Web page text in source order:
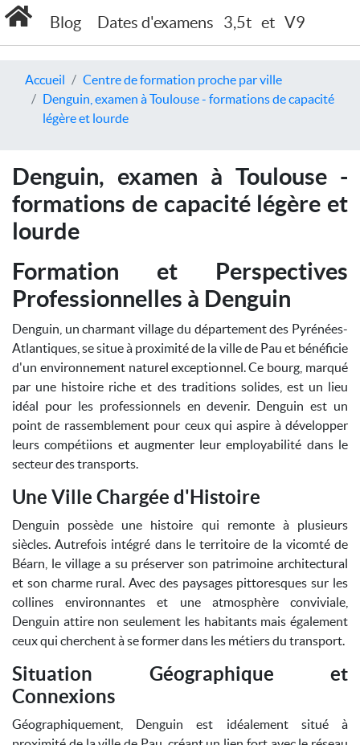
Blog Dates d'examens 3,5t et V9
Accueil
Centre de formation proche par ville
Denguin, examen à Toulouse - formations de capacité
légère et lourde
Denguin, examen à Toulouse -
formations de capacité légère et
lourde
Formation et Perspectives
Professionnelles à Denguin
Denguin, un charmant village du département des Pyrénées-
Atlantiques, se situe à proximité de la ville de Pau et bénéficie
d'un environnement naturel exceptionnel. Ce bourg, marqué
par une histoire riche et des traditions solides, est un lieu
idéal pour les professionnels en devenir. Denguin est un
point de rassemblement pour ceux qui aspire à développer
leurs compétiions et augmenter leur employabilité dans le
secteur des transports.
Une Ville Chargée d'Histoire
Denguin possède une histoire qui remonte à plusieurs
siècles. Autrefois intégré dans le territoire de la vicomté de
Béarn, le village a su préserver son patrimoine architectural
et son charme rural. Avec des paysages pittoresques sur les
collines environnantes et une atmosphère conviviale,
Denguin attire non seulement les habitants mais également
ceux qui cherchent à se former dans les métiers du transport.
Situation Géographique et
Connexions
Géographiquement, Denguin est idéalement situé à